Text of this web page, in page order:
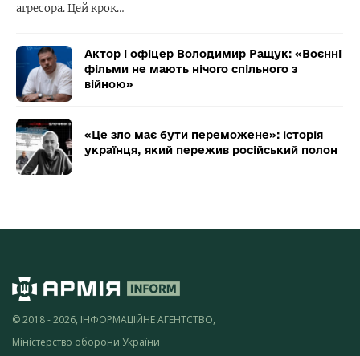
агресора. Цей крок…
Актор і офіцер Володимир Ращук: «Воєнні
фільми не мають нічого спільного з
війною»
«Це зло має бути переможене»: історія
українця, який пережив російський полон
© 2018 - 2026, ІНФОРМАЦІЙНЕ АГЕНТСТВО,
Міністерство оборони України